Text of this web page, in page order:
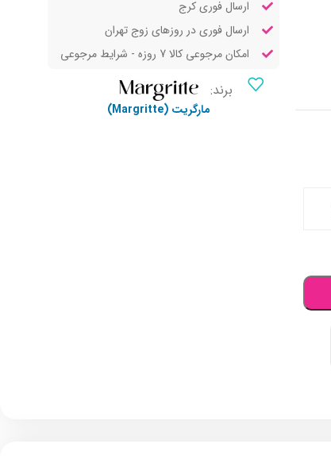
ارسال فوری کرج
ارسال فوری در روزهای زوج تهران
امکان مرجوعی کالا 7 روزه - شرایط مرجوعی
برند:
مارگریت (Margritte)